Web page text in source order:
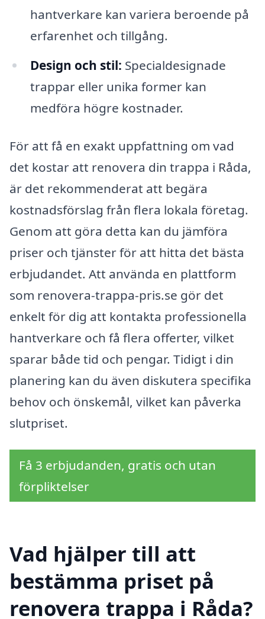
hantverkare kan variera beroende på
erfarenhet och tillgång.
Design och stil: Specialdesignade
trappar eller unika former kan
medföra högre kostnader.
För att få en exakt uppfattning om vad
det kostar att renovera din trappa i Råda,
är det rekommenderat att begära
kostnadsförslag från flera lokala företag.
Genom att göra detta kan du jämföra
priser och tjänster för att hitta det bästa
erbjudandet. Att använda en plattform
som renovera-trappa-pris.se gör det
enkelt för dig att kontakta professionella
hantverkare och få flera offerter, vilket
sparar både tid och pengar. Tidigt i din
planering kan du även diskutera specifika
behov och önskemål, vilket kan påverka
slutpriset.
Få 3 erbjudanden, gratis och utan
förpliktelser
Vad hjälper till att
bestämma priset på
renovera trappa i Råda?